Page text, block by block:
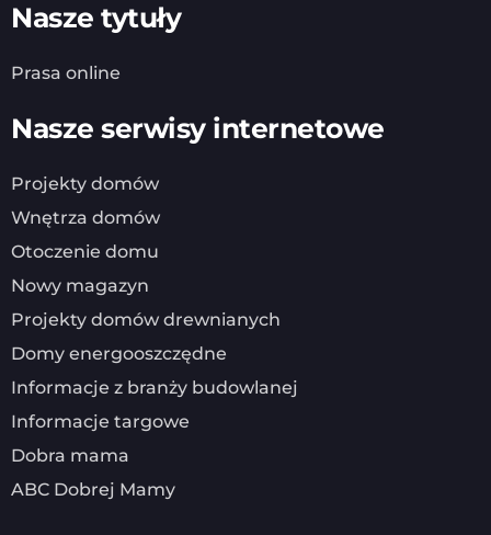
Nasze tytuły
Prasa online
Nasze serwisy internetowe
Projekty domów
Wnętrza domów
Otoczenie domu
Nowy magazyn
Projekty domów drewnianych
Domy energooszczędne
Informacje z branży budowlanej
Informacje targowe
Dobra mama
ABC Dobrej Mamy